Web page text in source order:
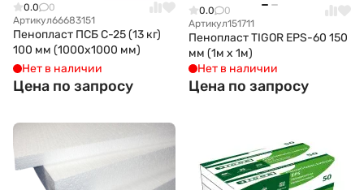
0.0
0
Артикул66683151
Пенопласт ПСБ С-25 (13 кг)
100 мм (1000х1000 мм)
Нет в наличии
Цена по запросу
0.0
0
Артикул151711
Пенопласт TIGOR EPS-60 150
мм (1м x 1м)
Нет в наличии
Цена по запросу